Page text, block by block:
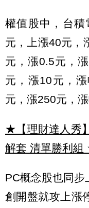
權值股中，台積
元，上漲40元，
元，漲0.5元，
元，漲10元，
元，漲250元，漲
★【理財達人秀
解套 清單勝利組
PC概念股也同
創開盤就攻上漲